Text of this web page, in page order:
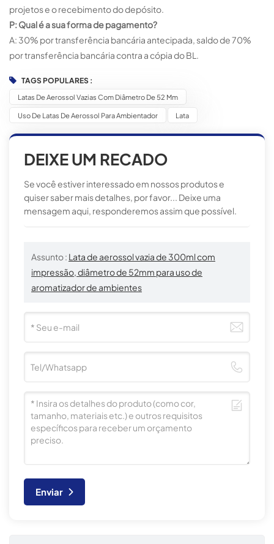
projetos e o recebimento do depósito.
P: Qual é a sua forma de pagamento?
A: 30% por transferência bancária antecipada, saldo de 70%
por transferência bancária contra a cópia do BL.
TAGS POPULARES :
Latas De Aerossol Vazias Com Diâmetro De 52 Mm
Uso De Latas De Aerossol Para Ambientador Lata
DEIXE UM RECADO
Se você estiver interessado em nossos produtos e
quiser saber mais detalhes, por favor... Deixe uma
mensagem aqui, responderemos assim que possível.
Assunto : Lata de aerossol vazia de 300ml com
impressão, diâmetro de 52mm para uso de
aromatizador de ambientes
Enviar